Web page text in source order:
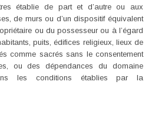
établie de part et d’autre ou aux
de murs ou d’un dispositif équivalent
ou du possesseur ou à l’égard
puits, édifices religieux, lieux de
comme sacrés sans le consentement
ou des dépendances du domaine
les conditions établies par la